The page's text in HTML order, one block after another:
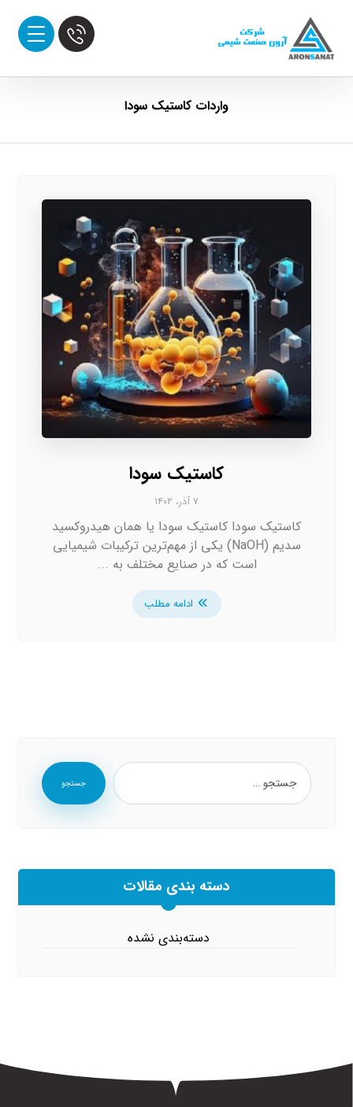
واردات کاستیک سودا
کاستیک سودا
۷ آذر، ۱۴۰۲
کاستیک سودا کاستیک سودا یا همان هیدروکسید
سدیم (NaOH) یکی از مهم‌ترین ترکیبات شیمیایی
است که در صنایع مختلف به ...
ادامه مطلب
جستجو
دسته بندی مقالات
دسته‌بندی نشده